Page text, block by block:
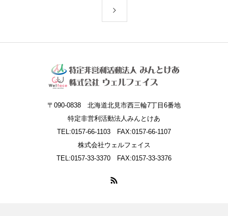
〒090-0838 北海道北見市西三輪7丁目6番地
特定非営利活動法人みんとけあ
TEL:0157-66-1103 FAX:0157-66-1107
株式会社ウェルフェイス
TEL:0157-33-3370 FAX:0157-33-3376